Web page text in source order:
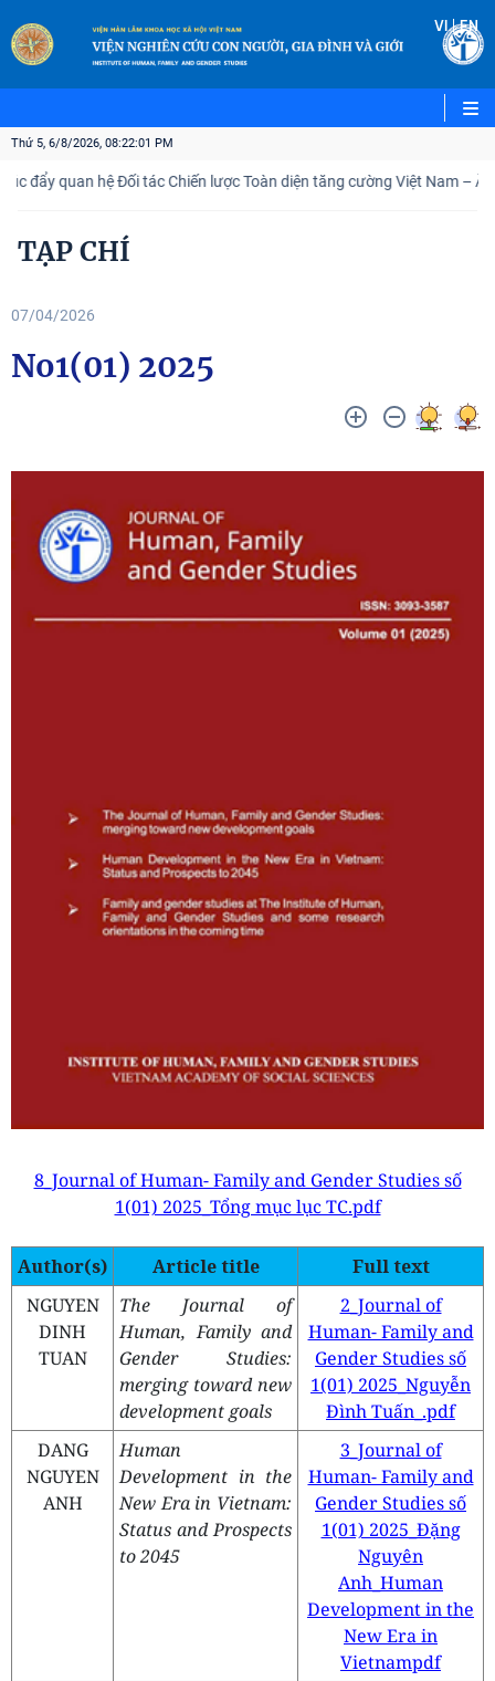
VI |EN
Thứ 5, 6/8/2026, 08:22:02 PM
quan hệ Đối tác Chiến lược Toàn diện tăng cường Việt Nam – Ấn Độ
TẠP CHÍ
07/04/2026
No1(01) 2025
8_Journal of Human- Family and Gender Studies số
1(01) 2025_Tổng mục lục TC.pdf
Author(s) Article title
Full text
NGUYEN
DINH
TUAN
The Journal of
Human, Family and
Gender Studies:
merging toward new
development goals
2_Journal of
Human- Family and
Gender Studies số
1(01) 2025_Nguyễn
Đình Tuấn_.pdf
DANG
NGUYEN
ANH
Human
Development in the
New Era in Vietnam:
Status and Prospects
to 2045
3_Journal of
Human- Family and
Gender Studies số
1(01) 2025_Đặng
Nguyên
Anh_Human
Development in the
New Era in
Vietnampdf